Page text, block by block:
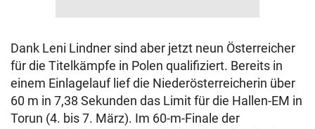
Dank Leni Lindner sind aber jetzt neun Österreicher
für die Titelkämpfe in Polen qualifiziert. Bereits in
einem Einlagelauf lief die Niederösterreicherin über
60 m in 7,38 Sekunden das Limit für die Hallen-EM in
Torun (4. bis 7. März). Im 60-m-Finale der